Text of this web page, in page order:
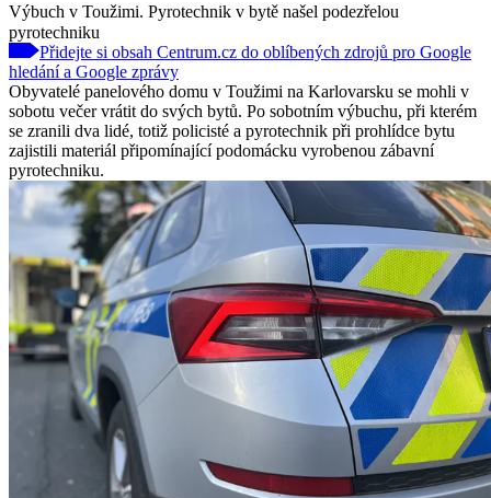
Výbuch v Toužimi. Pyrotechnik v bytě našel podezřelou
pyrotechniku
Přidejte si obsah Centrum.cz do oblíbených zdrojů pro Google
hledání a Google zprávy
Obyvatelé panelového domu v Toužimi na Karlovarsku se mohli v
sobotu večer vrátit do svých bytů. Po sobotním výbuchu, při kterém
se zranili dva lidé, totiž policisté a pyrotechnik při prohlídce bytu
zajistili materiál připomínající podomácku vyrobenou zábavní
pyrotechniku.